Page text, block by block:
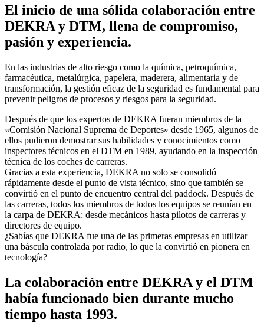
El inicio de una sólida colaboración entre
DEKRA y DTM, llena de compromiso,
pasión y experiencia.
En las industrias de alto riesgo como la química, petroquímica,
farmacéutica, metalúrgica, papelera, maderera, alimentaria y de
transformación, la gestión eficaz de la seguridad es fundamental para
prevenir peligros de procesos y riesgos para la seguridad.
Después de que los expertos de DEKRA fueran miembros de la
«Comisión Nacional Suprema de Deportes» desde 1965, algunos de
ellos pudieron demostrar sus habilidades y conocimientos como
inspectores técnicos en el DTM en 1989, ayudando en la inspección
técnica de los coches de carreras.
Gracias a esta experiencia, DEKRA no solo se consolidó
rápidamente desde el punto de vista técnico, sino que también se
convirtió en el punto de encuentro central del paddock. Después de
las carreras, todos los miembros de todos los equipos se reunían en
la carpa de DEKRA: desde mecánicos hasta pilotos de carreras y
directores de equipo.
¿Sabías que DEKRA fue una de las primeras empresas en utilizar
una báscula controlada por radio, lo que la convirtió en pionera en
tecnología?
La colaboración entre DEKRA y el DTM
había funcionado bien durante mucho
tiempo hasta 1993.